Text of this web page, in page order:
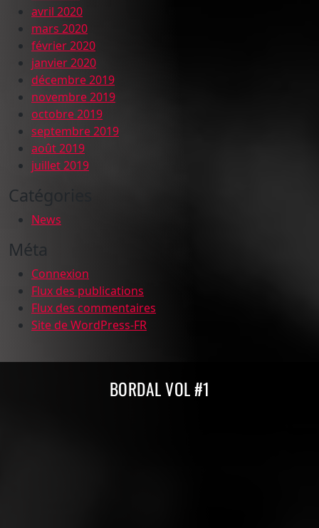
avril 2020
mars 2020
février 2020
janvier 2020
décembre 2019
novembre 2019
octobre 2019
septembre 2019
août 2019
juillet 2019
Catégories
News
Méta
Connexion
Flux des publications
Flux des commentaires
Site de WordPress-FR
BORDAL VOL #1